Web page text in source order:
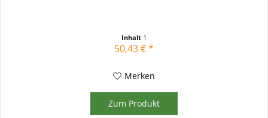
Inhalt 1
50,43 € *
Merken
Zum Produkt